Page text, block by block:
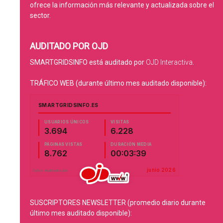
ofrece la información más relevante y actualizada sobre el
sector.
AUDITADO POR OJD
SMARTGRIDSINFO está auditado por OJD Interactiva
TRÁFICO WEB (durante último mes auditado disponible):
SUSCRIPTORES NEWSLETTER (promedio diario durante
último mes auditado disponible):